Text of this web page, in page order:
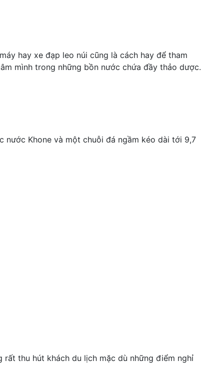
hay xe đạp leo núi cũng là cách hay để tham
mình trong những bồn nước chứa đầy thảo dược.
nước Khone và một chuỗi đá ngầm kéo dài tới 9,7
thu hút khách du lịch mặc dù những điểm nghỉ